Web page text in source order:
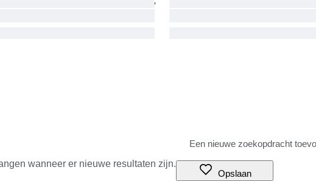
wanneer er nieuwe resultaten zijn.
Opslaan